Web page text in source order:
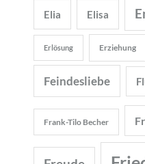
Elia Elisa
Erlösung Erziehung
Feindesliebe
Frank-Tilo Becher